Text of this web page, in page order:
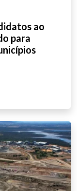
ao
para